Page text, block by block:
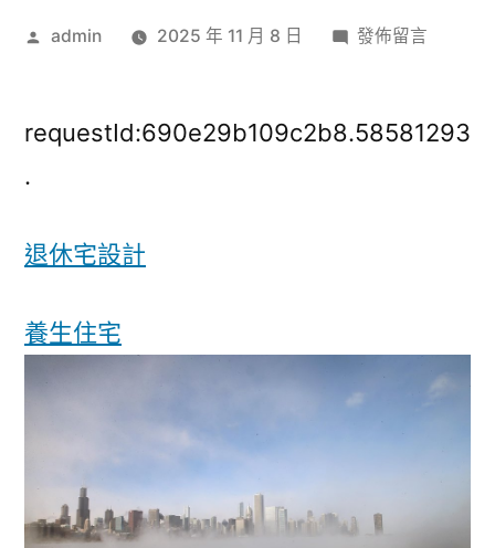
作
admin 2025 年 11 月 8 日
在
遭
診
多
發佈留言
requestId:690e29b109c2b8.58581293
.
退休宅設計
養生住宅